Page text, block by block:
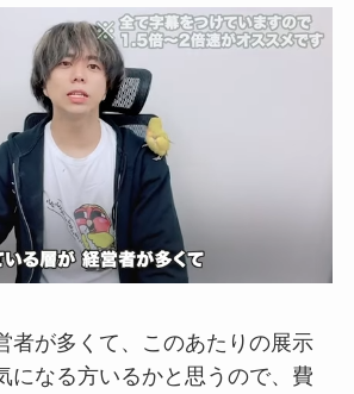
者が多くて、このあたり の展示
になる方いるかと 思うので、費